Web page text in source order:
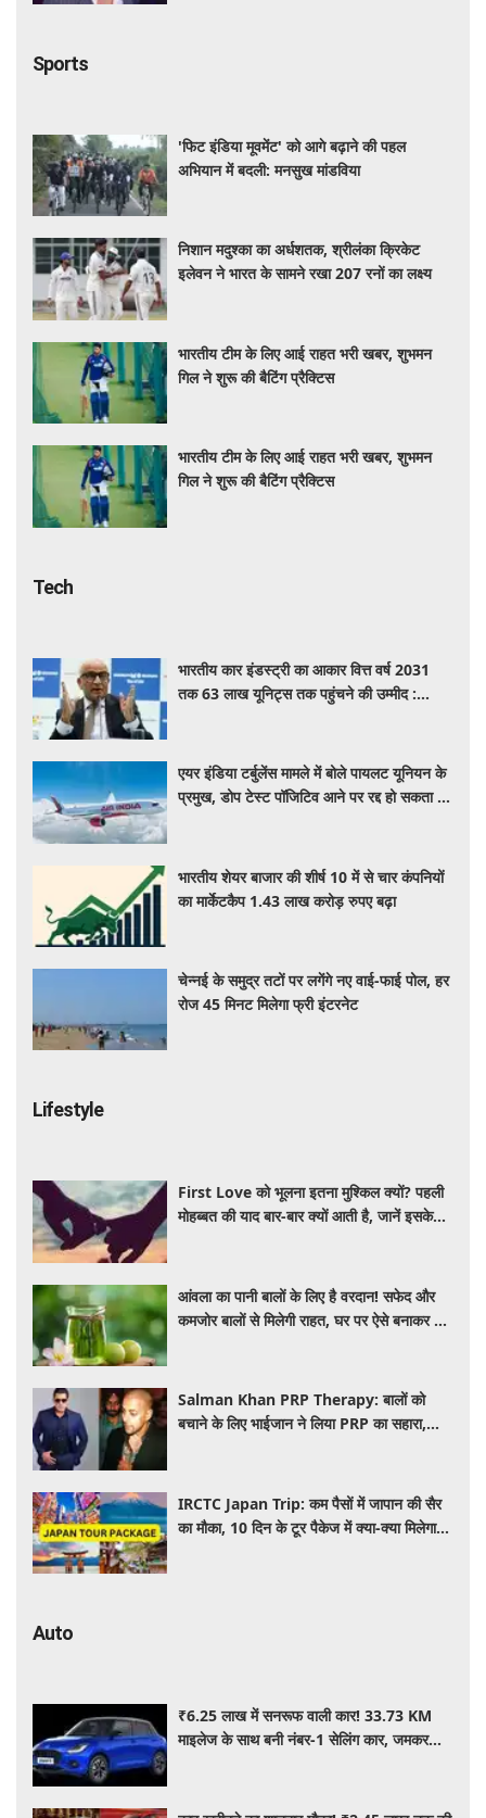
Sports
'फिट इंडिया मूवमेंट' को आगे बढ़ाने की पहल
अभियान में बदली: मनसुख मांडविया
निशान मदुश्का का अर्धशतक, श्रीलंका क्रिकेट
इलेवन ने भारत के सामने रखा 207 रनों का लक्ष्य
भारतीय टीम के लिए आई राहत भरी खबर, शुभमन
गिल ने शुरू की बैटिंग प्रैक्टिस
भारतीय टीम के लिए आई राहत भरी खबर, शुभमन
गिल ने शुरू की बैटिंग प्रैक्टिस
Tech
भारतीय कार इंडस्ट्री का आकार वित्त वर्ष 2031
तक 63 लाख यूनिट्स तक पहुंचने की उम्मीद :
एयर इंडिया टर्बुलेंस मामले में बोले पायलट यूनियन के
प्रमुख, डोप टेस्ट पॉजिटिव आने पर रद्द हो सकता है
भारतीय शेयर बाजार की शीर्ष 10 में से चार कंपनियों
का मार्केटकैप 1.43 लाख करोड़ रुपए बढ़ा
चेन्नई के समुद्र तटों पर लगेंगे नए वाई-फाई पोल, हर
रोज 45 मिनट मिलेगा फ्री इंटरनेट
Lifestyle
First Love को भूलना इतना मुश्किल क्यों? पहली
मोहब्बत की याद बार-बार क्यों आती है, जानें इसके
आंवला का पानी बालों के लिए है वरदान! सफेद और
कमजोर बालों से मिलेगी राहत, घर पर ऐसे बनाकर करें
Salman Khan PRP Therapy: बालों को
बचाने के लिए भाईजान ने लिया PRP का सहारा,
IRCTC Japan Trip: कम पैसों में जापान की सैर
का मौका, 10 दिन के टूर पैकेज में क्या-क्या मिलेगा?
Auto
₹6.25 लाख में सनरूफ वाली कार! 33.73 KM
माइलेज के साथ बनी नंबर-1 सेलिंग कार, जमकर